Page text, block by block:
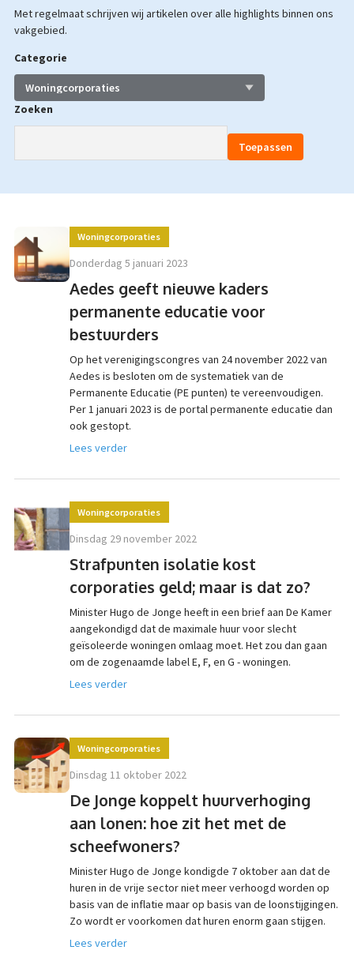
Met regelmaat schrijven wij artikelen over alle highlights binnen ons
vakgebied.
Categorie
Zoeken
Aedes geeft nieuwe kaders
permanente educatie voor
bestuurders
Woningcorporaties
donderdag 5 januari 2023
Op het verenigingscongres van 24 november 2022 van
Aedes is besloten om de systematiek van de
Permanente Educatie (PE punten) te vereenvoudigen.
Per 1 januari 2023 is de portal permanente educatie dan
ook gestopt.
Lees verder
Strafpunten isolatie kost
corporaties geld; maar is dat zo?
Woningcorporaties
dinsdag 29 november 2022
Minister Hugo de Jonge heeft in een brief aan De Kamer
aangekondigd dat de maximale huur voor slecht
geïsoleerde woningen omlaag moet. Het zou dan gaan
om de zogenaamde label E, F, en G - woningen.
Lees verder
De Jonge koppelt huurverhoging
aan lonen: hoe zit het met de
scheefwoners?
Woningcorporaties
dinsdag 11 oktober 2022
Minister Hugo de Jonge kondigde 7 oktober aan dat de
huren in de vrije sector niet meer verhoogd worden op
basis van de inflatie maar op basis van de loonstijgingen.
Zo wordt er voorkomen dat huren enorm gaan stijgen.
Lees verder